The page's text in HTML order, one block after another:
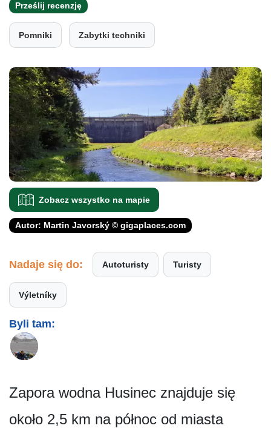
Prześlij recenzję
Pomniki Zabytki techniki
Zobacz wszystko na mapie
Autor: Martin Javorský © gigaplaces.com
Nadaje się do: Autoturisty Turisty
Výletníky
Byli tam:
Zapora wodna Husinec znajduje się
około 2,5 km na północ od miasta